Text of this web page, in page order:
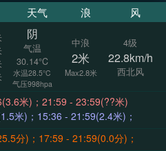
天气 浪 风
阴
气温
30.14°C
水温28.5°C
气压998hpa
中浪
2米
Max2.8米
4级
22.8km/h
西北风
- 15:36(3.6米)；21:59 - 23:59(??米)
09:04(1.5米)；15:36 - 21:59(2.4米)；
分)；17:59 - 21:59(0.0分)；